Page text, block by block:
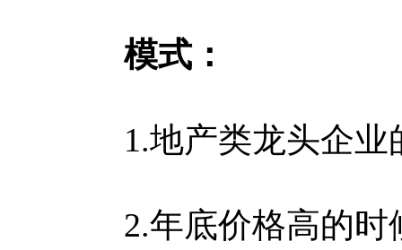
模式：
1.地产类龙头企业
2.年底价格高的时